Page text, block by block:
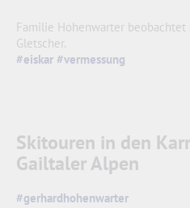
Familie Hohenwarter beobachtet
Gletscher.
#eiskar #vermessung
Skitouren in den
Gailtaler Alpen
#gerhardhohenwarter